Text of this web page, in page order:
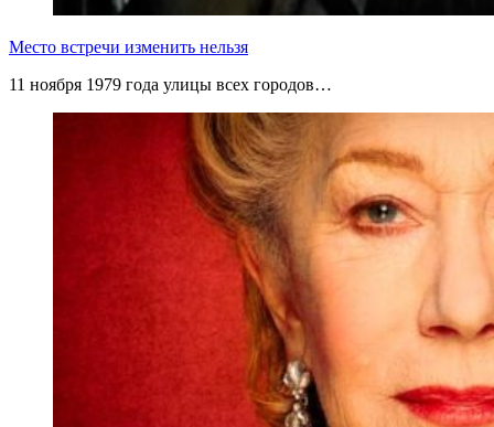
Место встречи изменить нельзя
11 ноября 1979 года улицы всех городов…